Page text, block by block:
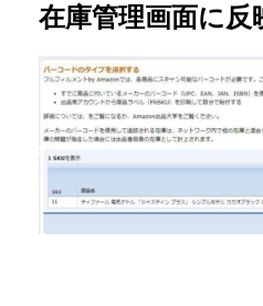
在庫管理画面に反